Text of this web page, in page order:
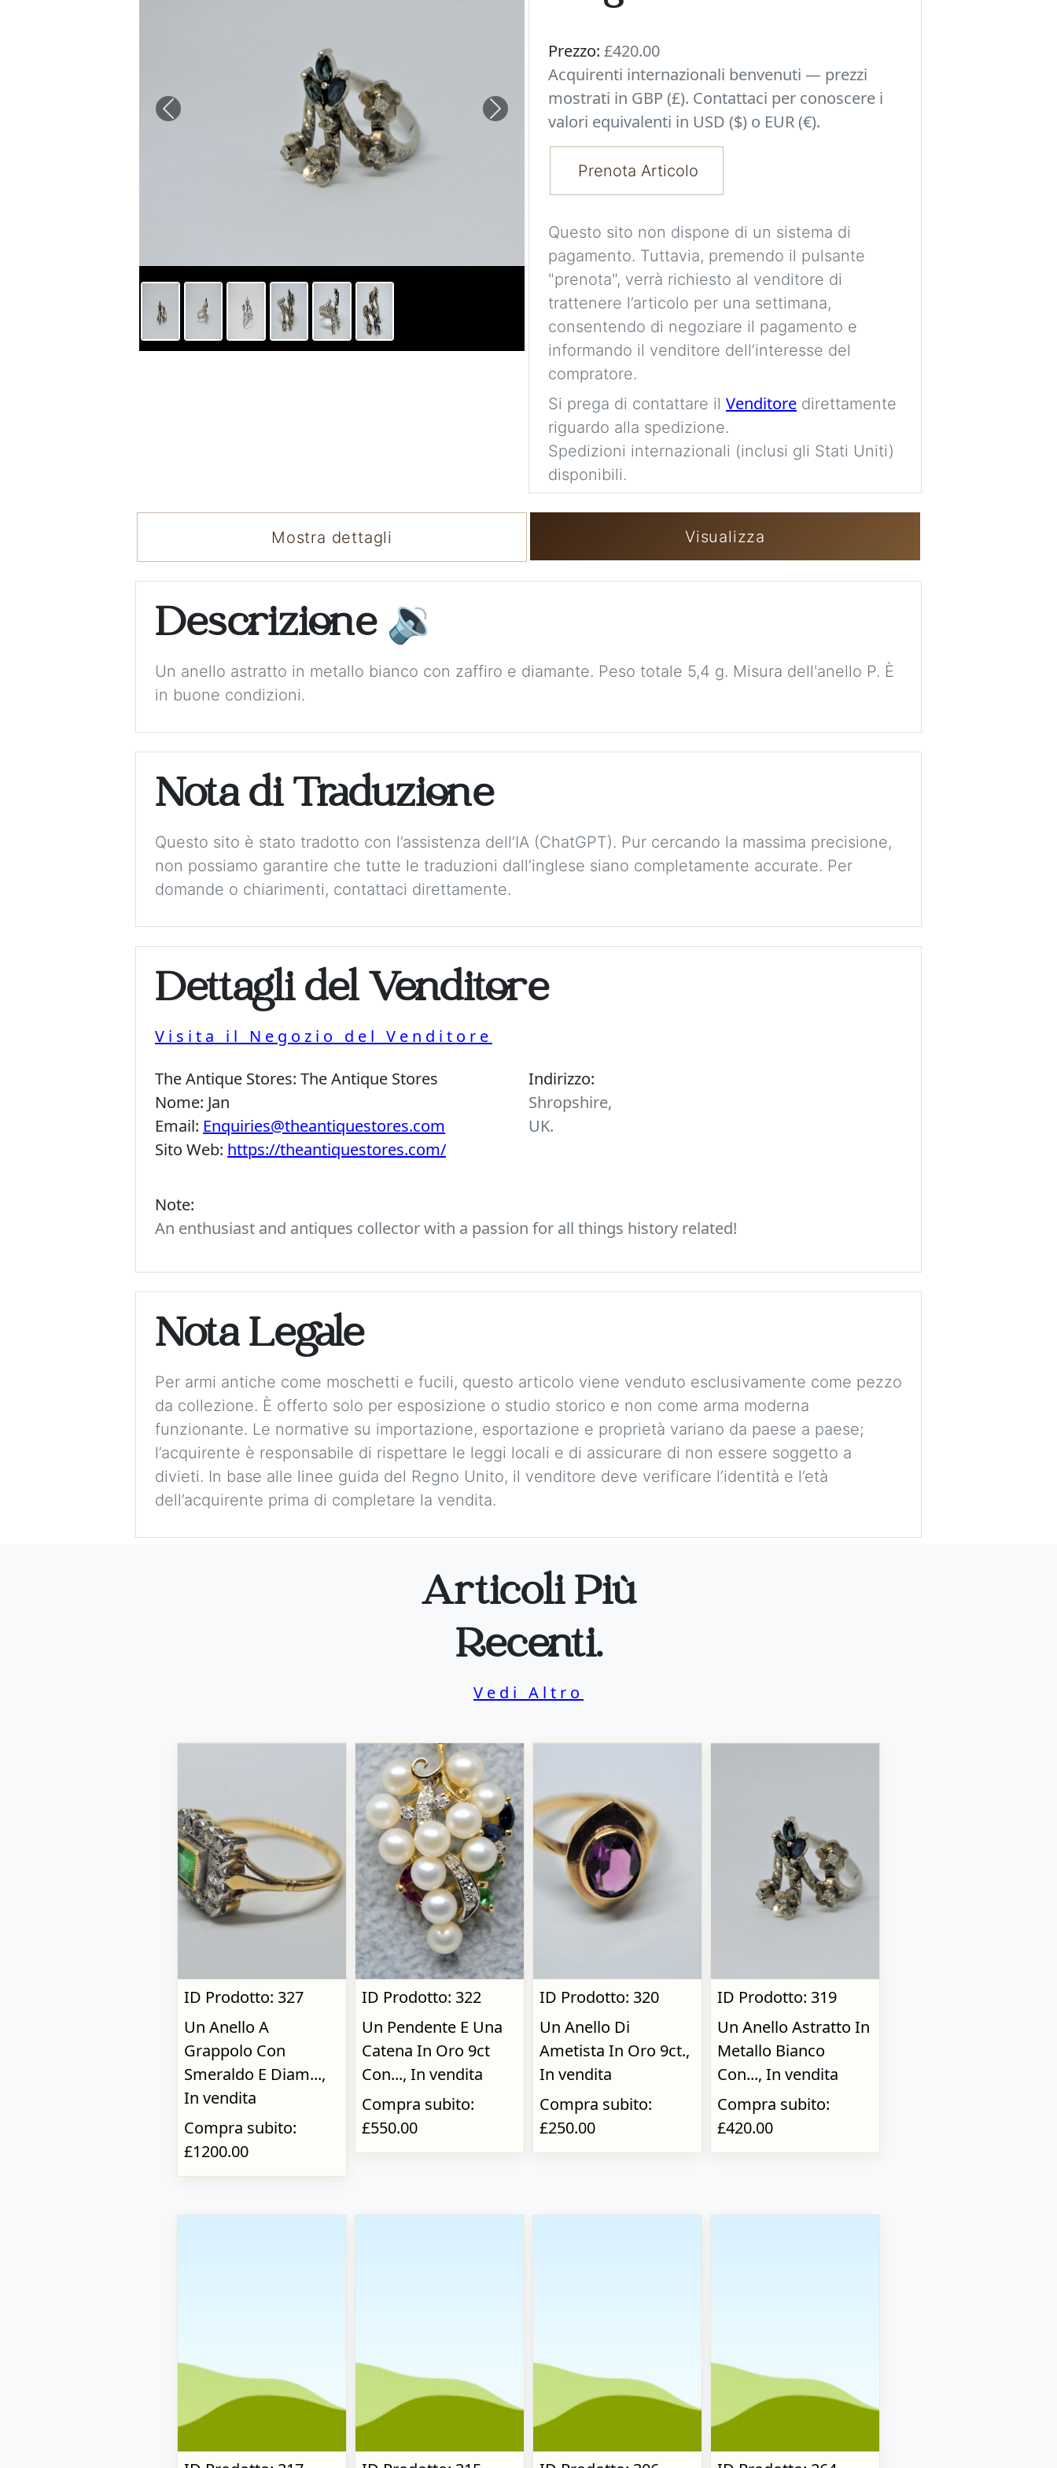
Previous Next
Prezzo: £420.00
Acquirenti internazionali benvenuti — prezzi
mostrati in GBP (£). Contattaci per conoscere i
valori equivalenti in USD ($) o EUR (€).
Prenota Articolo
Questo sito non dispone di un sistema di
pagamento. Tuttavia, premendo il pulsante
"prenota", verrà richiesto al venditore di
trattenere l’articolo per una settimana,
consentendo di negoziare il pagamento e
informando il venditore dell’interesse del
compratore.
Si prega di contattare il Venditore direttamente
riguardo alla spedizione.
Spedizioni internazionali (inclusi gli Stati Uniti)
disponibili.
Mostra dettagli Visualizza
Descrizione 🔉
Un anello astratto in metallo bianco con zaffiro e diamante. Peso totale 5,4 g. Misura dell'anello P. È
in buone condizioni.
Nota di Traduzione
Questo sito è stato tradotto con l’assistenza dell’IA (ChatGPT). Pur cercando la massima precisione,
non possiamo garantire che tutte le traduzioni dall’inglese siano completamente accurate. Per
domande o chiarimenti, contattaci direttamente.
Dettagli del Venditore
Visita il Negozio del Venditore
The Antique Stores: The Antique Stores
Nome: Jan
Email: Enquiries@theantiquestores.com
Sito Web: https://theantiquestores.com/
Indirizzo:
Shropshire,
UK.
Note:
An enthusiast and antiques collector with a passion for all things history related!
Nota Legale
Per armi antiche come moschetti e fucili, questo articolo viene venduto esclusivamente come pezzo
da collezione. È offerto solo per esposizione o studio storico e non come arma moderna
funzionante. Le normative su importazione, esportazione e proprietà variano da paese a paese;
l’acquirente è responsabile di rispettare le leggi locali e di assicurare di non essere soggetto a
divieti. In base alle linee guida del Regno Unito, il venditore deve verificare l’identità e l’età
dell’acquirente prima di completare la vendita.
Articoli Più
Recenti.
Vedi Altro
ID Prodotto: 327
Un Anello A
Grappolo Con
Smeraldo E Diam...,
In vendita
Compra subito:
£1200.00
ID Prodotto: 322
Un Pendente E Una
Catena In Oro 9ct
Con..., In vendita
Compra subito:
£550.00
ID Prodotto: 320
Un Anello Di
Ametista In Oro 9ct.,
In vendita
Compra subito:
£250.00
ID Prodotto: 319
Un Anello Astratto In
Metallo Bianco
Con..., In vendita
Compra subito:
£420.00